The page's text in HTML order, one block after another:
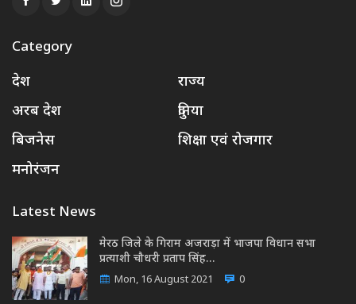
Category
देश
राज्य
अरब देश
दुनिया
बिजनेस
शिक्षा एवं रोजगार
मनोरंजन
Latest News
मेरठ जिले के गिराम अजराड़ा में भाजपा विधान सभा
प्रत्याशी चौधरी प्रताप सिंह…
Mon, 16 August 2021 0